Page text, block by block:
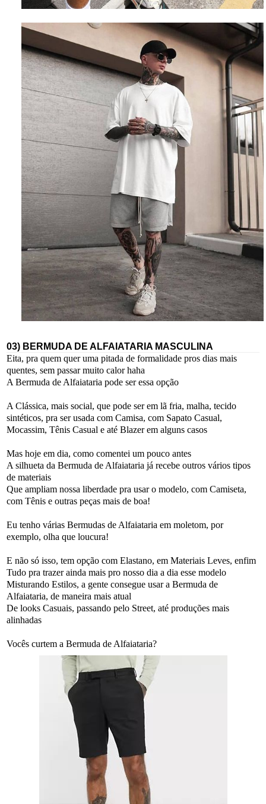
03) BERMUDA DE ALFAIATARIA MASCULINA
Eita, pra quem quer uma pitada de formalidade pros dias mais
quentes, sem passar muito calor haha
A Bermuda de Alfaiataria pode ser essa opção
A Clássica, mais social, que pode ser em lã fria, malha, tecido
sintéticos, pra ser usada com Camisa, com Sapato Casual,
Mocassim, Tênis Casual e até Blazer em alguns casos
Mas hoje em dia, como comentei um pouco antes
A silhueta da Bermuda de Alfaiataria já recebe outros vários tipos
de materiais
Que ampliam nossa liberdade pra usar o modelo, com Camiseta,
com Tênis e outras peças mais de boa!
Eu tenho várias Bermudas de Alfaiataria em moletom, por
exemplo, olha que loucura!
E não só isso, tem opção com Elastano, em Materiais Leves, enfim
Tudo pra trazer ainda mais pro nosso dia a dia esse modelo
Misturando Estilos, a gente consegue usar a Bermuda de
Alfaiataria, de maneira mais atual
De looks Casuais, passando pelo Street, até produções mais
alinhadas
Vocês curtem a Bermuda de Alfaiataria?